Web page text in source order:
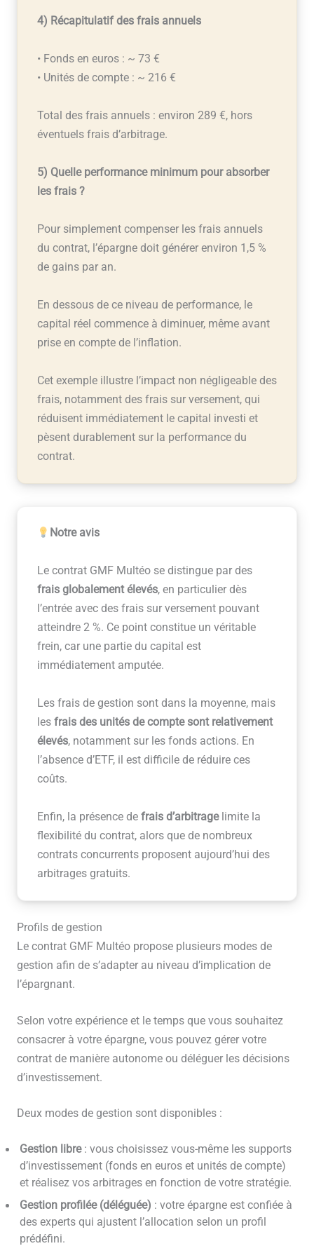
4) Récapitulatif des frais annuels
• Fonds en euros : ~ 73 €
• Unités de compte : ~ 216 €
Total des frais annuels : environ 289 €, hors
éventuels frais d’arbitrage.
5) Quelle performance minimum pour absorber
les frais ?
Pour simplement compenser les frais annuels
du contrat, l’épargne doit générer environ 1,5 %
de gains par an.
En dessous de ce niveau de performance, le
capital réel commence à diminuer, même avant
prise en compte de l’inflation.
Cet exemple illustre l’impact non négligeable des
frais, notamment des frais sur versement, qui
réduisent immédiatement le capital investi et
pèsent durablement sur la performance du
contrat.
Notre avis
Le contrat GMF Multéo se distingue par des
frais globalement élevés, en particulier dès
l’entrée avec des frais sur versement pouvant
atteindre 2 %. Ce point constitue un véritable
frein, car une partie du capital est
immédiatement amputée.
Les frais de gestion sont dans la moyenne, mais
les frais des unités de compte sont relativement
élevés, notamment sur les fonds actions. En
l’absence d’ETF, il est difficile de réduire ces
coûts.
Enfin, la présence de frais d’arbitragelimite la
flexibilité du contrat, alors que de nombreux
contrats concurrents proposent aujourd’hui des
arbitrages gratuits.
Profils de gestion
Le contrat GMF Multéo propose plusieurs modes de
gestion afin de s’adapter au niveau d’implication de
l’épargnant.
Selon votre expérience et le temps que vous souhaitez
consacrer à votre épargne, vous pouvez gérer votre
contrat de manière autonome ou déléguer les décisions
d’investissement.
Deux modes de gestion sont disponibles :
Gestion libre: vous choisissez vous-même les supports
d’investissement (fonds en euros et unités de compte)
et réalisez vos arbitrages en fonction de votre stratégie.
Gestion profilée (déléguée) : votre épargne est confiée à
des experts qui ajustent l’allocation selon un profil
prédéfini.